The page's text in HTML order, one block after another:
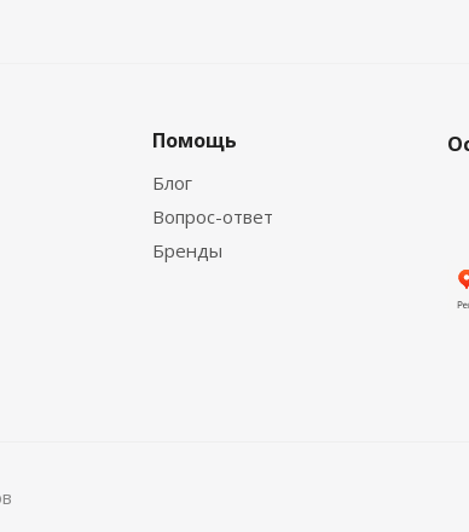
Помощь
Блог
Вопрос-ответ
Бренды